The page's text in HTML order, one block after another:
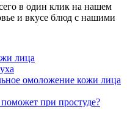
в один клик на нашем
и вкусе блюд с нашими
лица
омоложение кожи лица
при простуде?